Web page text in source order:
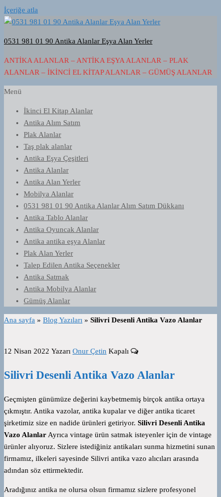
İçeriğe atla
0531 981 01 90 Antika Alanlar Eşya Alan Yerler
ANTIKA ALANLAR – ANTIKA EŞYA ALANLAR – PLAK
ALANLAR – İKINCI EL KITAP ALANLAR – GÜMÜŞ ALANLAR
Menü
İkinci El Kitap Alanlar
Antika Alım Satım
Plak Alanlar
Taş plak alanlar
Antika Eşya Çeşitleri
Antika Alanlar
Antika Alan Yerler
Mobilya Alanlar
0531 981 01 90 Antika Alanlar Alım Satım Dükkanı
Antika Tablo Alanlar
Antika Oyuncak Alanlar
Antika antika eşya Alanlar
Plak Alan Yerler
Talep Edilen Antika Seçenekler
Antika Satmak
Antika Mobilya Alanlar
Gümüş Alanlar
Ana sayfa » Blog Yazıları » Silivri Desenli Antika Vazo Alanlar
12 Nisan 2022 Yazarı Onur Çetin Kapalı
Silivri Desenli Antika Vazo Alanlar
Geçmişten günümüze değerini kaybetmemiş birçok antika ortaya
çıkmıştır. Antika vazolar, antika kupalar ve diğer antika ticaret
şirketimiz size en nadide ürünleri getiriyor. Silivri Desenli Antika
Vazo AlanlarAyrıca vintage ürün satmak isteyenler için de vintage
ürünler alıyoruz. Sizlere istediğiniz antikaları sunma hizmetini sunan
firmamız, ilkeleri sayesinde Silivri antika vazo alıcıları arasında
adından söz ettirmektedir.
Aradığınız antika ne olursa olsun firmamız sizlere profesyonel